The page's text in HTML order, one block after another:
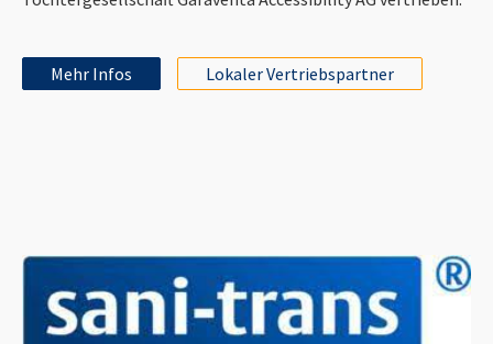
Mehr Infos Lokaler Vertriebspartner